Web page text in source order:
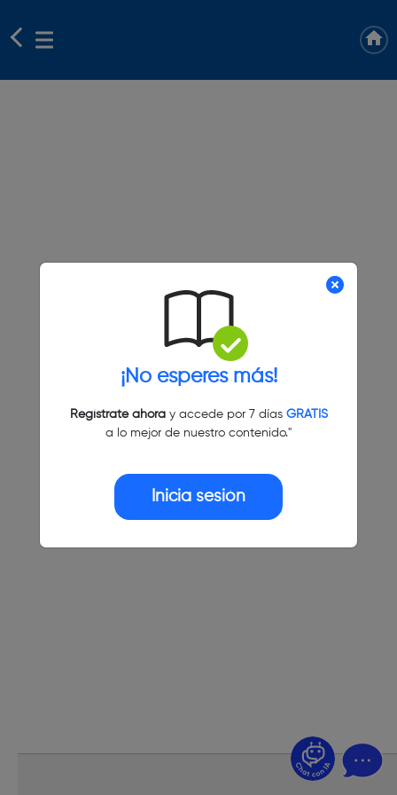
¡No esperes más!
Regístrate ahoray accede por 7 días GRATIS
a lo mejor de nuestro contenido."
Inicia sesión